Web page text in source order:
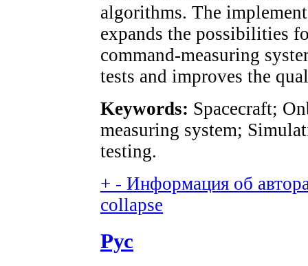
algorithms. The
expands the possibilities
command-measuring
tests and improves the
Keywords: Spacecraft;
measuring system;
testing.
+ - Информация об
collapse
Рус